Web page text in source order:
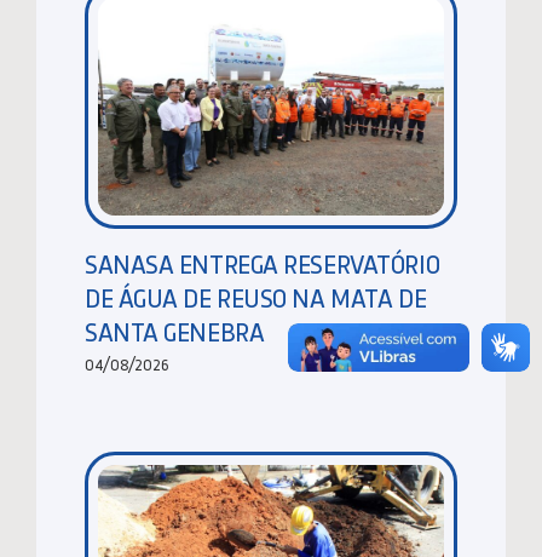
SANASA ENTREGA RESERVATÓRIO
DE ÁGUA DE REUSO NA MATA DE
SANTA GENEBRA
04/08/2026